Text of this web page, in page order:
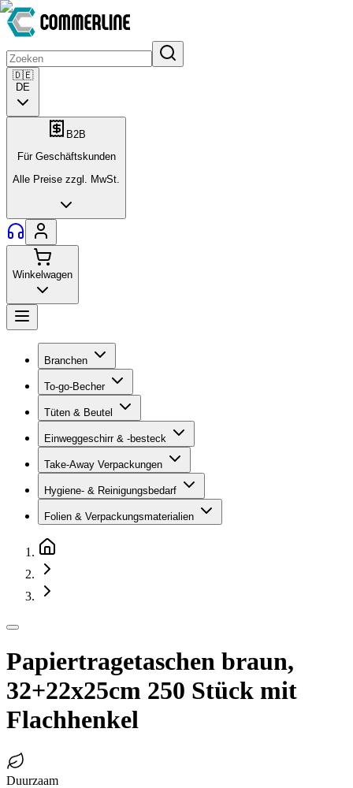
🇩🇪
DE
B2B
Für Geschäftskunden
Alle Preise zzgl. MwSt.
Winkelwagen
Branchen
To-go-Becher
Tüten & Beutel
Einweggeschirr & -besteck
Take-Away Verpackungen
Hygiene- & Reinigungsbedarf
Folien & Verpackungsmaterialien
Papiertragetaschen braun,
32+22x25cm 250 Stück mit
Flachhenkel
Duurzaam